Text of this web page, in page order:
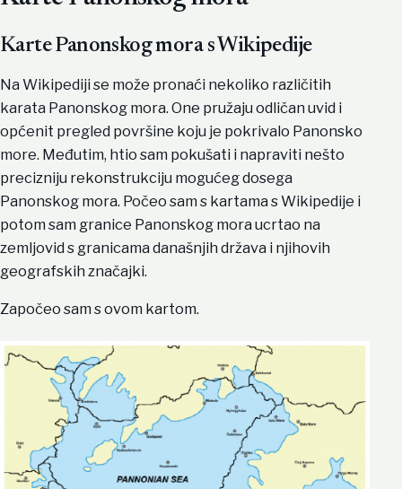
Karte Panonskog mora s Wikipedije
Na Wikipediji se može pronaći nekoliko različitih
karata Panonskog mora. One pružaju odličan uvid i
općenit pregled površine koju je pokrivalo Panonsko
more. Međutim, htio sam pokušati i napraviti nešto
precizniju rekonstrukciju mogućeg dosega
Panonskog mora. Počeo sam s kartama s Wikipedije i
potom sam granice Panonskog mora ucrtao na
zemljovid s granicama današnjih država i njihovih
geografskih značajki.
Započeo sam s ovom kartom.